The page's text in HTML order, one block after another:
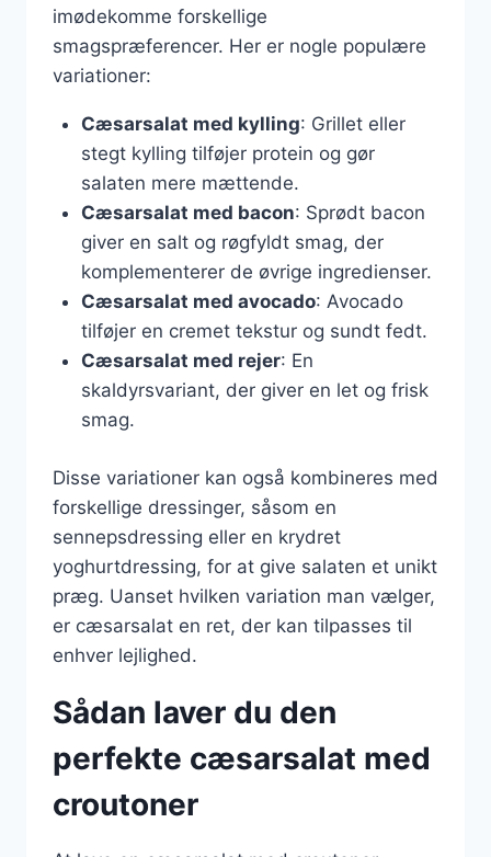
imødekomme forskellige
smagspræferencer. Her er nogle populære
variationer:
Cæsarsalat med kylling: Grillet eller
stegt kylling tilføjer protein og gør
salaten mere mættende.
Cæsarsalat med bacon: Sprødt bacon
giver en salt og røgfyldt smag, der
komplementerer de øvrige ingredienser.
Cæsarsalat med avocado: Avocado
tilføjer en cremet tekstur og sundt fedt.
Cæsarsalat med rejer: En
skaldyrsvariant, der giver en let og frisk
smag.
Disse variationer kan også kombineres med
forskellige dressinger, såsom en
sennepsdressing eller en krydret
yoghurtdressing, for at give salaten et unikt
præg. Uanset hvilken variation man vælger,
er cæsarsalat en ret, der kan tilpasses til
enhver lejlighed.
Sådan laver du den
perfekte cæsarsalat med
croutoner